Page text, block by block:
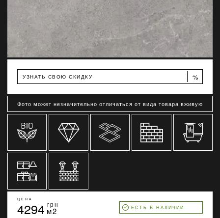
УЗНАТЬ СВОЮ СКИДКУ %
Фото может незначительно отличаться от вида товара вживую
ЦЕНА
4294 грн
м2 ЕСТЬ В НАЛИЧИИ